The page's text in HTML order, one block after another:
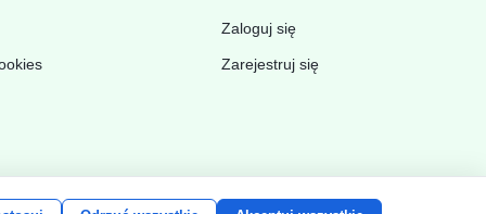
Zaloguj się
Zarejestruj się